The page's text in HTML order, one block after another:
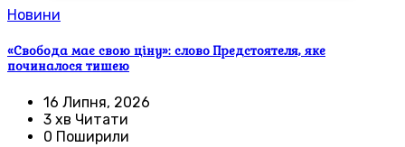
Новини
«Свобода має свою ціну»: слово Предстоятеля, яке
починалося тишею
16 Липня, 2026
3 хв Читати
0 Поширили